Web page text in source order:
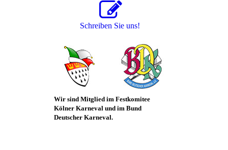
Schreiben Sie uns!
Wir sind Mitglied im Festkomitee
Kölner Karneval und im Bund
Deutscher Karneval.